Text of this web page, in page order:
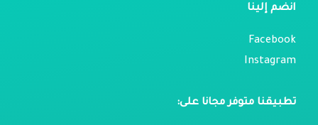
انضم إلينا
Facebook
Instagram
تطبيقنا متوفر مجانا على: